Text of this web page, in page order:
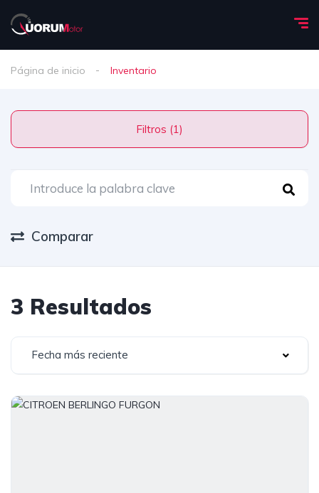
Página de inicio Inventario
Filtros (1)
Comparar
3 Resultados
Fecha más reciente